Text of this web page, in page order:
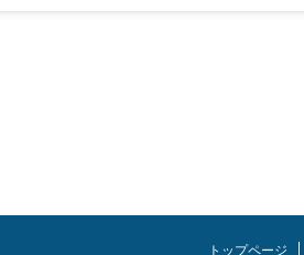
トップページ